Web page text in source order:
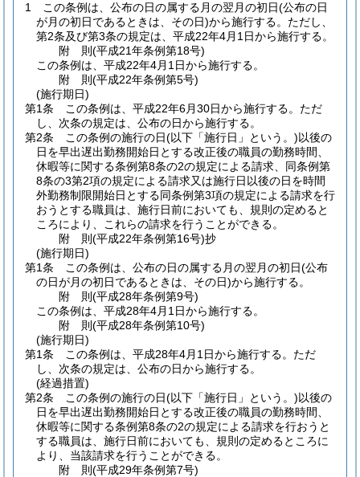
1
この条例は、公布の日の属する月の翌月の初日(公布の日
が月の初日であるときは、その日)から施行する。 ただし、
第2条及び第3条の規定は、平成22年4月1日から施行する。
附 則(平成21年条例第18号)
この条例は、平成22年4月1日から施行する。
附 則(平成22年条例第5号)
(施行期日)
第1条
この条例は、平成22年6月30日から施行する。 ただ
し、次条の規定は、公布の日から施行する。
第2条
この条例の施行の日(以下「施行日」という。)以後の
日を早出遅出勤務開始日とする改正後の職員の勤務時間、
休暇等に関する条例第8条の2の規定による請求、同条例第
8条の3第2項の規定による請求又は施行日以後の日を時間
外勤務制限開始日とする同条例第3項の規定による請求を行
おうとする職員は、施行日前においても、規則の定めると
ころにより、これらの請求を行うことができる。
附 則(平成22年条例第16号)抄
(施行期日)
第1条
この条例は、公布の日の属する月の翌月の初日(公布
の日が月の初日であるときは、その日)から施行する。
附 則(平成28年条例第9号)
この条例は、平成28年4月1日から施行する。
附 則(平成28年条例第10号)
(施行期日)
第1条
この条例は、平成28年4月1日から施行する。 ただ
し、次条の規定は、公布の日から施行する。
(経過措置)
第2条
この条例の施行の日(以下「施行日」という。)以後の
日を早出遅出勤務開始日とする改正後の職員の勤務時間、
休暇等に関する条例第8条の2の規定による請求を行おうと
する職員は、施行日前においても、規則の定めるところに
より、当該請求を行うことができる。
附 則(平成29年条例第7号)